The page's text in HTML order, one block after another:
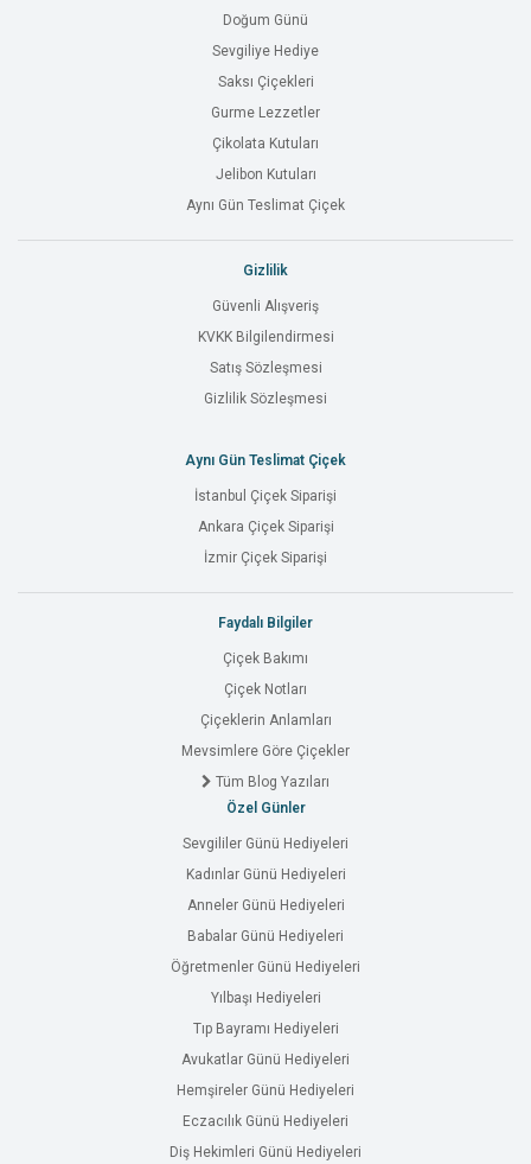
Doğum Günü
Sevgiliye Hediye
Saksı Çiçekleri
Gurme Lezzetler
Çikolata Kutuları
Jelibon Kutuları
Aynı Gün Teslimat Çiçek
Gizlilik
Güvenli Alışveriş
KVKK Bilgilendirmesi
Satış Sözleşmesi
Gizlilik Sözleşmesi
Aynı Gün Teslimat Çiçek
İstanbul Çiçek Siparişi
Ankara Çiçek Siparişi
İzmir Çiçek Siparişi
Faydalı Bilgiler
Çiçek Bakımı
Çiçek Notları
Çiçeklerin Anlamları
Mevsimlere Göre Çiçekler
Tüm Blog Yazıları
Özel Günler
Sevgililer Günü Hediyeleri
Kadınlar Günü Hediyeleri
Anneler Günü Hediyeleri
Babalar Günü Hediyeleri
Öğretmenler Günü Hediyeleri
Yılbaşı Hediyeleri
Tıp Bayramı Hediyeleri
Avukatlar Günü Hediyeleri
Hemşireler Günü Hediyeleri
Eczacılık Günü Hediyeleri
Diş Hekimleri Günü Hediyeleri